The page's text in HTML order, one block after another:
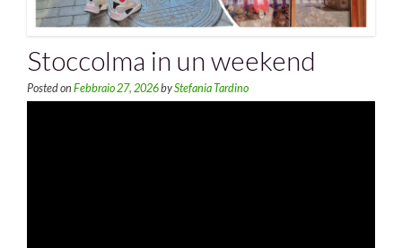
Stoccolma in un weekend
Posted on Febbraio 27, 2026byStefania Tardino